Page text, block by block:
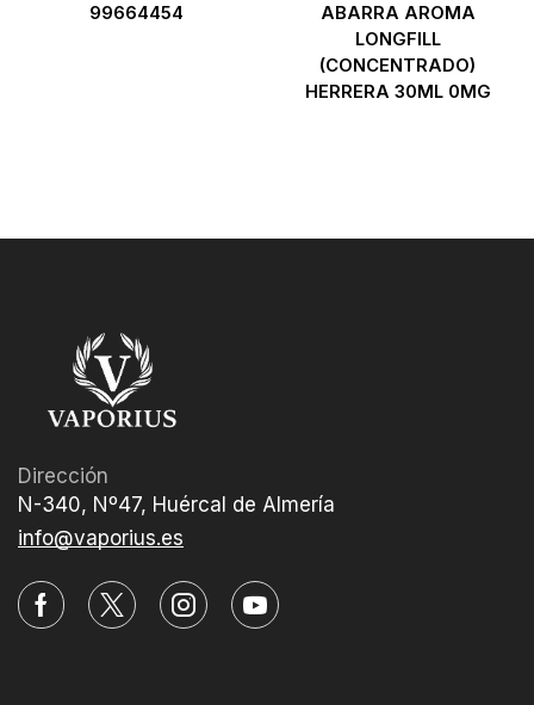
99664454
ABARRA AROMA
LONGFILL
(CONCENTRADO)
HERRERA 30ML 0MG
Dirección
N-340, Nº47, Huércal de Almería
info@vaporius.es